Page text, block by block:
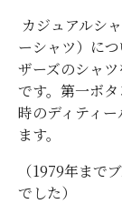
カジュアルシ
ーシャツ）に
ザーズのシャ
です。第一ボ
時のディティ
ます。
（1979年まで
でした）